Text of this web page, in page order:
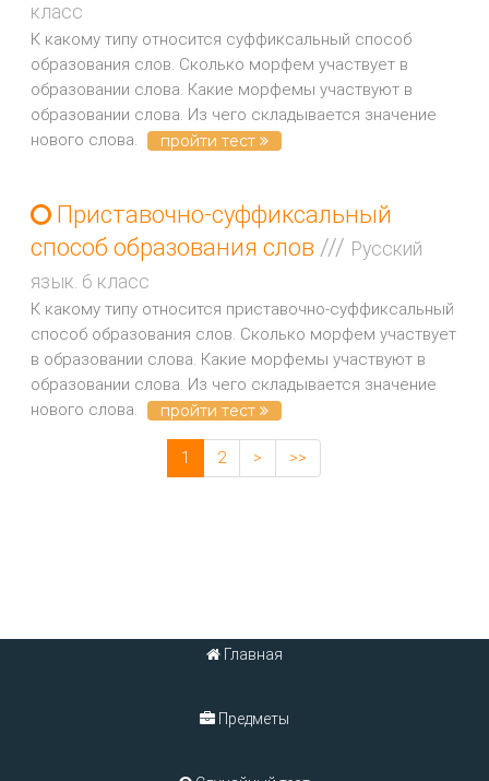
класс
К какому типу относится суффиксальный способ
образования слов. Сколько морфем участвует в
образовании слова. Какие морфемы участвуют в
образовании слова. Из чего складывается значение
нового слова.
пройти тест
Приставочно-суффиксальный
способ образования слов /// Русский
язык. 6 класс
К какому типу относится приставочно-суффиксальный
способ образования слов. Сколько морфем участвует
в образовании слова. Какие морфемы участвуют в
образовании слова. Из чего складывается значение
нового слова.
пройти тест
1 2 > >>
Главная
Предметы